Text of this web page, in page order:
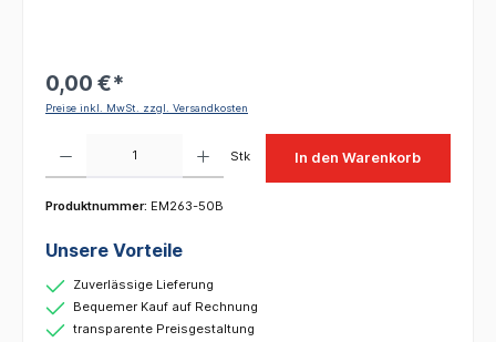
0,00 €*
Preise inkl. MwSt. zzgl. Versandkosten
Stk In den Warenkorb
Produktnummer: EM263-50B
Unsere Vorteile
Zuverlässige Lieferung
Bequemer Kauf auf Rechnung
transparente Preisgestaltung